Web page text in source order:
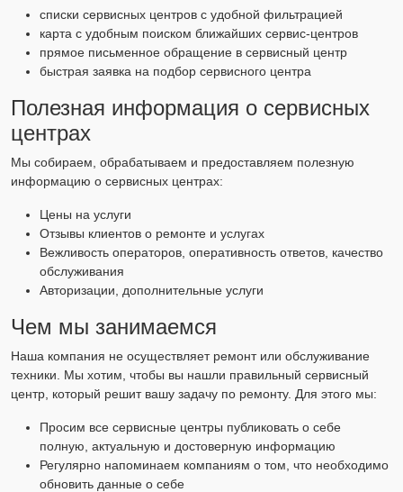
списки сервисных центров с удобной фильтрацией
карта с удобным поиском ближайших сервис-центров
прямое письменное обращение в сервисный центр
быстрая заявка на подбор сервисного центра
Полезная информация о сервисных
центрах
Мы собираем, обрабатываем и предоставляем полезную
информацию о сервисных центрах:
Цены на услуги
Отзывы клиентов о ремонте и услугах
Вежливость операторов, оперативность ответов, качество
обслуживания
Авторизации, дополнительные услуги
Чем мы занимаемся
Наша компания не осуществляет ремонт или обслуживание
техники. Мы хотим, чтобы вы нашли правильный сервисный
центр, который решит вашу задачу по ремонту. Для этого мы:
Просим все сервисные центры публиковать о себе
полную, актуальную и достоверную информацию
Регулярно напоминаем компаниям о том, что необходимо
обновить данные о себе